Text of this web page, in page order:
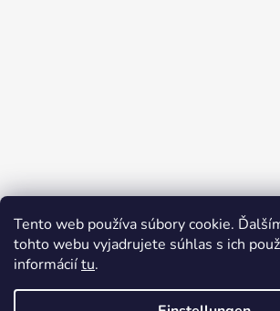
Tento web používa súbory cookie.
tohto webu vyjadrujete súhlas s ich
informáciítu.
Beschwerdeverfahren
Allgemeine
Datenschutzerklärung